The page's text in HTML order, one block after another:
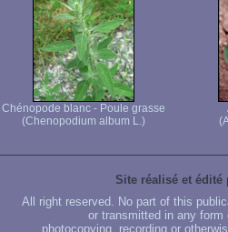
Chénopode blanc - Poule grasse
(Chenopodium album L.)
Site réalisé et édité
All right reserved. No part of this
or transmitted in any
photocopying, recording or